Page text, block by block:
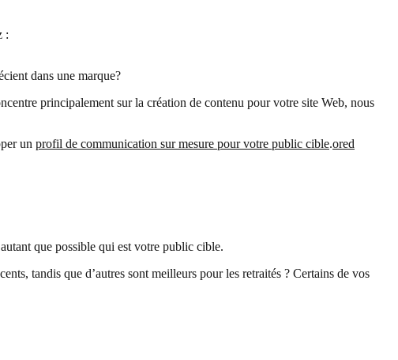
:
dans une marque?
principalement sur la création de contenu pour votre site Web, nous
un profil de communication sur mesure pour votre public cible.ored
que possible qui est votre public cible.
tandis que d’autres sont meilleurs pour les retraités ? Certains de vos